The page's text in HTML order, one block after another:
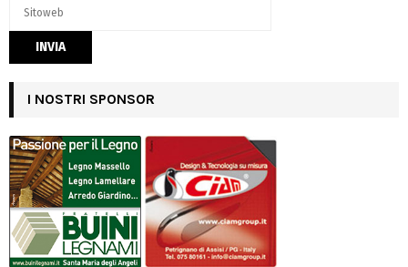
I NOSTRI SPONSOR